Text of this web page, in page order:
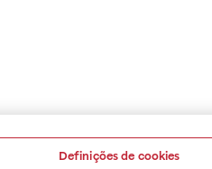
Definições de cookies